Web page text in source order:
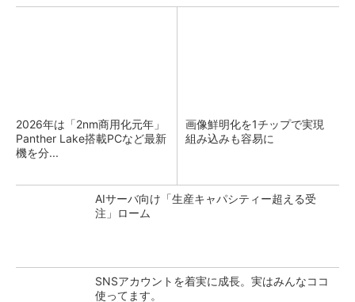
2026年は「2nm商用化元年」
Panther Lake搭載PCなど最新
機を分...
画像鮮明化を1チップで実現
組み込みも容易に
AIサーバ向け「生産キャパシティー超える受
注」ローム
SNSアカウントを着実に成長。実はみんなココ
使ってます。